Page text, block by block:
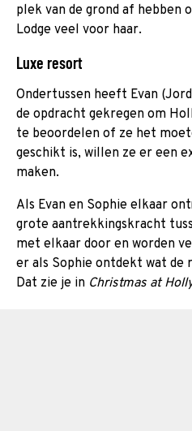
plek van de grond af hebben
Lodge veel voor haar.
Luxe resort
Ondertussen heeft Evan
de opdracht gekregen om
te beoordelen of ze het
geschikt is, willen ze er een
maken.
Als Evan en Sophie elkaar
grote aantrekkingskracht
met elkaar door en worden
er als Sophie ontdekt wat de
Dat zie je in Christmas at